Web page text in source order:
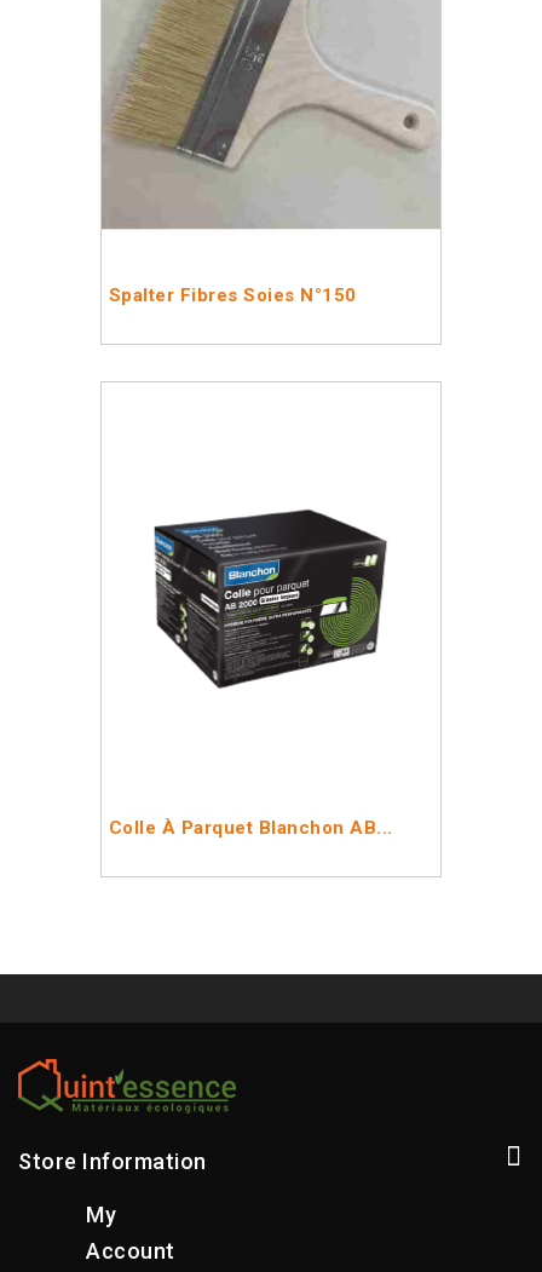
Spalter Fibres Soies N°150
Colle À Parquet Blanchon AB...
Store Information
My
Account